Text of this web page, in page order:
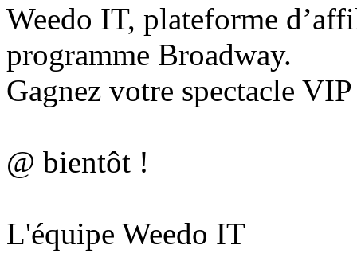
Weedo IT, plateforme
programme Broadway.
Gagnez votre spectacle
@ bientôt !
L'équipe Weedo IT